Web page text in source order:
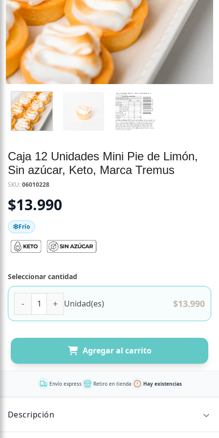
Caja 12 Unidades Mini Pie de Limón,
Sin azúcar, Keto, Marca Tremus
SKU:06010228
$13.990
Frío
Seleccionar cantidad
Unidad(es) $13.990
Agregar al carrito
Envío express Retiro en tienda Hay existencias
Descripción